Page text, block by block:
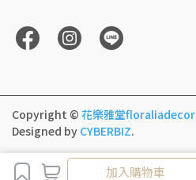
取消加入購物車
Copyright © 花樂雅堂floraliadecor
Designed by CYBERBIZ.